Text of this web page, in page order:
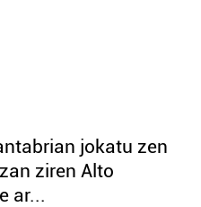
jokatu zen
ziren Alto
ar...